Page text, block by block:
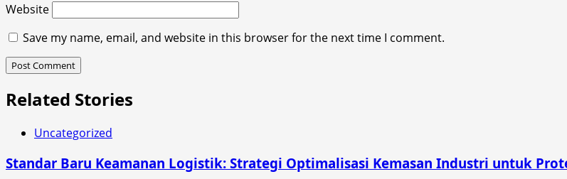
Website
Save my name, email, and website in this browser for the next time I comment.
Related Stories
Uncategorized
Standar Baru Keamanan Logistik: Strategi Optimalisasi Kemasan Industri untuk